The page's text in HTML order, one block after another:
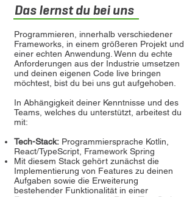
Das lernst du bei uns
Programmieren, innerhalb verschiedener
Frameworks, in einem größeren Projekt und
einer echten Anwendung. Wenn du echte
Anforderungen aus der Industrie umsetzen
und deinen eigenen Code live bringen
möchtest, bist du bei uns gut aufgehoben.
In Abhängigkeit deiner Kenntnisse und des
Teams, welches du unterstützt, arbeitest du
mit:
Tech-Stack: Programmiersprache Kotlin,
React/TypeScript, Framework Spring
Mit diesem Stack gehört zunächst die
Implementierung von Features zu deinen
Aufgaben sowie die Erweiterung
bestehender Funktionalität in einer